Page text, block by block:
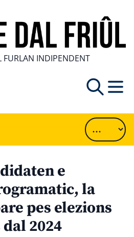
FURLAN INDIPENDENT
e
la
pes elezions
2024